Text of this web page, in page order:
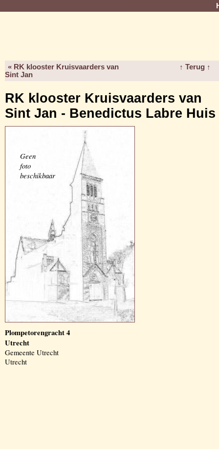
« RK klooster Kruisvaarders van
Sint Jan
↑ Terug ↑
RK klooster Kruisvaarders van
Sint Jan - Benedictus Labre Huis
Geen
foto
beschikbaar
Plompetorengracht 4
Utrecht
Gemeente Utrecht
Utrecht